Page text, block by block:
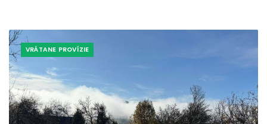
VRÁTANE PROVÍZIE